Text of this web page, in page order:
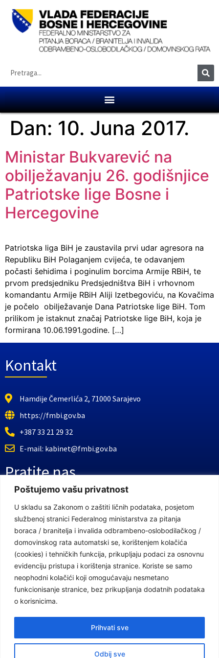
Poštujemo vašu privatnost
U skladu sa Zakonom o zaštiti ličnih podataka, posjetom
službenoj stranici Federalnog ministarstva za pitanja
boraca / branitelja i invalida odbrambeno-oslobodilačkog /
domovinskog rata automatski se, korištenjem kolačića
(cookies) i tehničkih funkcija, prikupljaju podaci za osnovnu
evidenciju pristupa i korištenja stranice. Koriste se samo
neophodni kolačići koji omogućavaju nesmetano
funkcionisanje stranice, bez prikupljanja dodatnih podataka
o korisnicima.
Odbij sve
Prihvati sve
Dan: 10. Juna 2017.
Ministar Bukvarević na
obilježavanju 26. godišnjice
Patriotske lige Bosne i
Hercegovine
Patriotska liga BiH je zaustavila prvi udar agresora na
Republiku BiH Polaganjem cvijeća, te odavanjem
počasti šehidima i poginulim borcima Armije RBiH, te
prvom predsjedniku Predsjedništva BiH i vrhovnom
komandantu Armije RBiH Aliji Izetbegoviću, na Kovačima
je počelo obilježavanje Dana Patriotske lige BiH. Tom
prilikom je istaknut značaj Patriotske lige BiH, koja je
formirana 10.06.1991.godine. […]
Kontakt
Hamdije Čemerlića 2, 71000 Sarajevo
https://fmbi.gov.ba
+387 33 21 29 32
E-mail: kabinet@fmbi.gov.ba
Pratite nas
Facebook Stranica
Youtube Kanal
Linkovi
Vlada Federacije Bosne i Hercegovine
Federalno ministarstvo finansija
Federalno ministarstvo rada i socijalne politike